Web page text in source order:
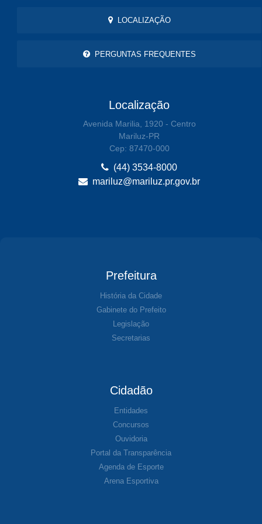
LOCALIZAÇÃO
PERGUNTAS FREQUENTES
Localização
Avenida Marilia, 1920 - Centro
Mariluz-PR
Cep: 87470-000
(44) 3534-8000
mariluz@mariluz.pr.gov.br
Prefeitura
História da Cidade
Gabinete do Prefeito
Legislação
Secretarias
Cidadão
Entidades
Concursos
Ouvidoria
Portal da Transparência
Agenda de Esporte
Arena Esportiva